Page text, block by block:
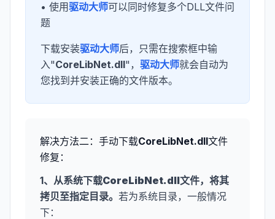
• 使用驱动大师可以同时修复多个DLL文件问
题
下载安装驱动大师后，只需在搜索框中输
入"CoreLibNet.dll"， 驱动大师就会自动为
您找到并安装正确的文件版本。
解决方法二：手动下载CoreLibNet.dll文件
修复：
1、从系统下载CoreLibNet.dll文件，将其
拷贝至指定目录。 若为系统目录，一般情况
下：